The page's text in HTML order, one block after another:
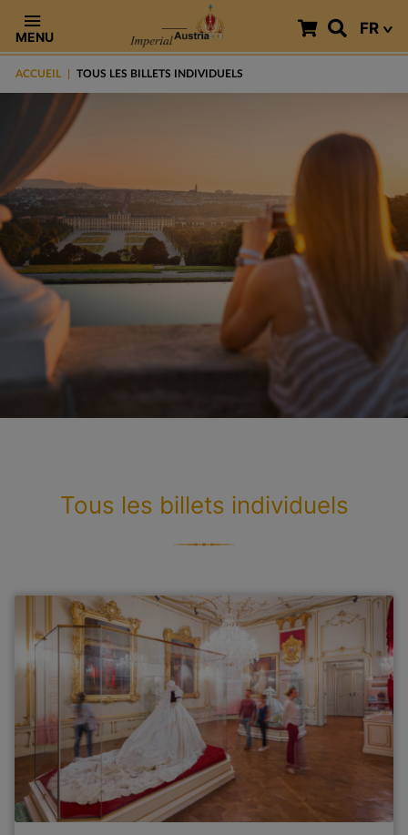
MENU FR
ACCUEIL TOUS LES BILLETS INDIVIDUELS
Tous les billets individuels